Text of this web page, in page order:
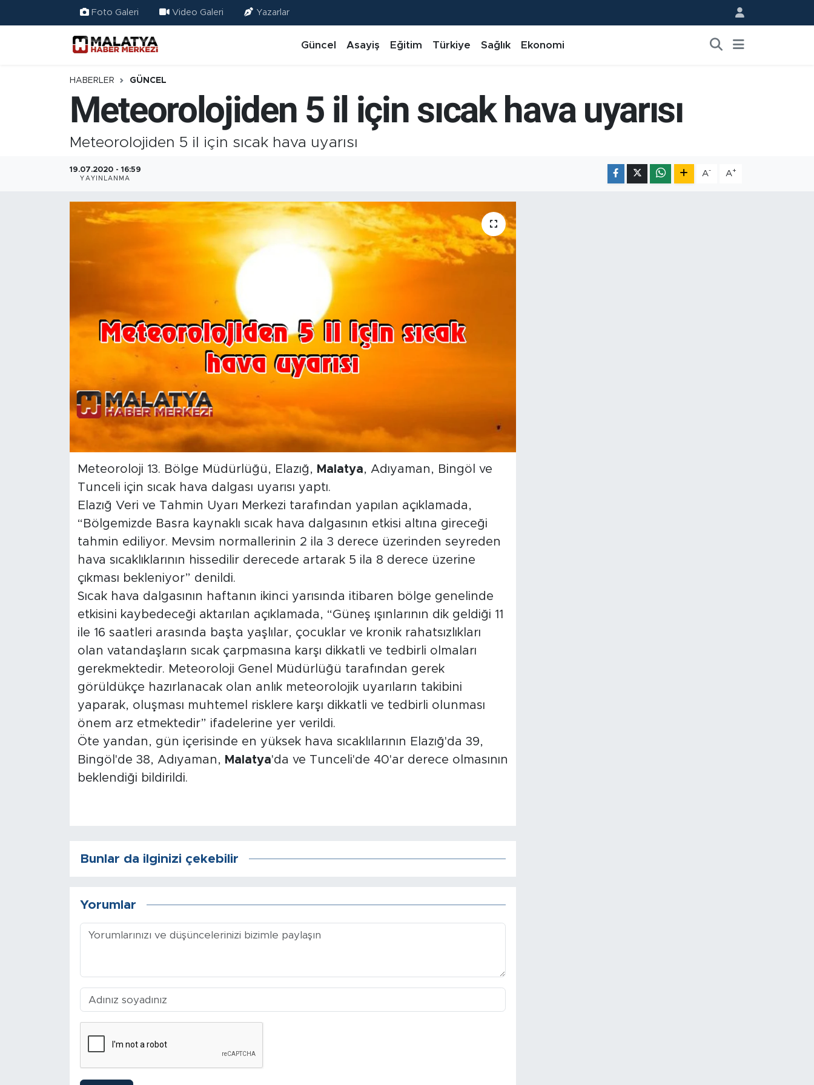
Foto Galeri Video Galeri Yazarlar
Güncel Asayiş Eğitim Türkiye Sağlık Ekonomi
HABERLER GÜNCEL
Meteorolojiden 5 il için sıcak hava uyarısı
Meteorolojiden 5 il için sıcak hava uyarısı
19.07.2020 - 16:59
YAYINLANMA
A- A+
Meteoroloji 13. Bölge Müdürlüğü, Elazığ, Malatya, Adıyaman, Bingöl ve
Tunceli için sıcak hava dalgası uyarısı yaptı.
Elazığ Veri ve Tahmin Uyarı Merkezi tarafından yapılan açıklamada,
“Bölgemizde Basra kaynaklı sıcak hava dalgasının etkisi altına gireceği
tahmin ediliyor. Mevsim normallerinin 2 ila 3 derece üzerinden seyreden
hava sıcaklıklarının hissedilir derecede artarak 5 ila 8 derece üzerine
çıkması bekleniyor” denildi.
Sıcak hava dalgasının haftanın ikinci yarısında itibaren bölge genelinde
etkisini kaybedeceği aktarılan açıklamada, “Güneş ışınlarının dik geldiği 11
ile 16 saatleri arasında başta yaşlılar, çocuklar ve kronik rahatsızlıkları
olan vatandaşların sıcak çarpmasına karşı dikkatli ve tedbirli olmaları
gerekmektedir. Meteoroloji Genel Müdürlüğü tarafından gerek
görüldükçe hazırlanacak olan anlık meteorolojik uyarıların takibini
yaparak, oluşması muhtemel risklere karşı dikkatli ve tedbirli olunması
önem arz etmektedir” ifadelerine yer verildi.
Öte yandan, gün içerisinde en yüksek hava sıcaklılarının Elazığ'da 39,
Bingöl'de 38, Adıyaman, Malatya'da ve Tunceli'de 40'ar derece olmasının
beklendiği bildirildi.
Bunlar da ilginizi çekebilir
Yorumlar
Ekonomi
Güncel
Teknoloji
Kuluncak
Yeşilyurt
Doğanyol
Battalgazi
Darende
Hekimhan
Adıyaman